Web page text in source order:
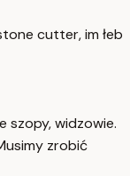
cutter, im łeb
szopy, widzowie.
zrobić